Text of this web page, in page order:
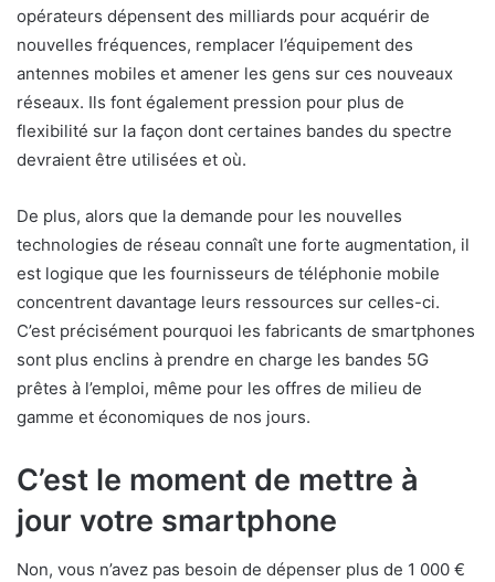
opérateurs dépensent des milliards pour acquérir de
nouvelles fréquences, remplacer l’équipement des
antennes mobiles et amener les gens sur ces nouveaux
réseaux. Ils font également pression pour plus de
flexibilité sur la façon dont certaines bandes du spectre
devraient être utilisées et où.
De plus, alors que la demande pour les nouvelles
technologies de réseau connaît une forte augmentation, il
est logique que les fournisseurs de téléphonie mobile
concentrent davantage leurs ressources sur celles-ci.
C’est précisément pourquoi les fabricants de smartphones
sont plus enclins à prendre en charge les bandes 5G
prêtes à l’emploi, même pour les offres de milieu de
gamme et économiques de nos jours.
C’est le moment de mettre à
jour votre smartphone
Non, vous n’avez pas besoin de dépenser plus de 1 000 €